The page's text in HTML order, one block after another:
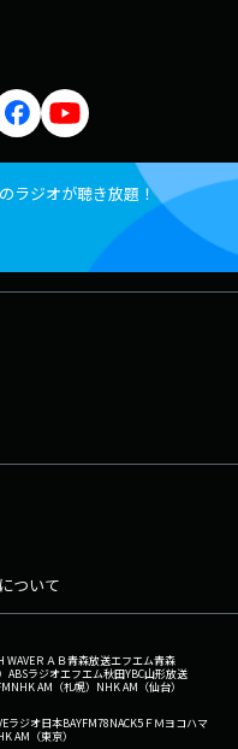
ラジオが聴き放題！
ついて
WAVEＲＡＢ青森放送エフエム青森
ABSラジオエフエム秋田YBC山形放送
NHK AM（札幌） NHK AM（仙台）
ラジオ日本BAYFM78NACK5 ＦＭヨコハマ
AM（東京）